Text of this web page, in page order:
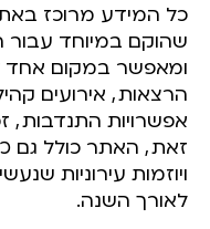
כל המידע מרוכז באתר
שהוקם במיוחד עבור
ומאפשר במקום אחד
הרצאות, אירועים
אפשרויות התנדבות,
זאת, האתר כולל גם
ויוזמות עירוניות
לאורך השנה.